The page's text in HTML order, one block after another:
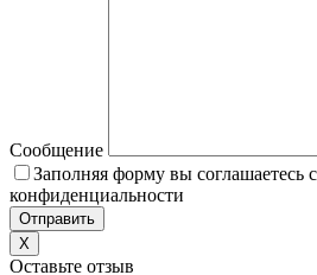
Сообщение
Заполняя форму вы соглашаетесь
конфиденциальности
X
Оставьте отзыв